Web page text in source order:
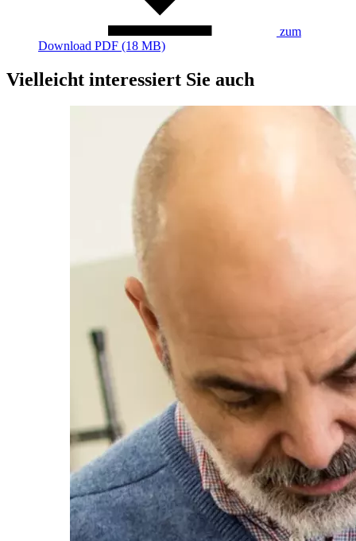
zum
Download PDF (18 MB)
Vielleicht interessiert Sie auch